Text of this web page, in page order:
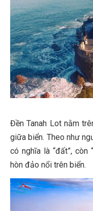
Đền Tanah Lot nằm
giữa biển. Theo như
có nghĩa là “đất”, còn
hòn đảo nổi trên biển.